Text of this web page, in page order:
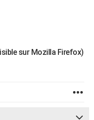
sur Mozilla Firefox)